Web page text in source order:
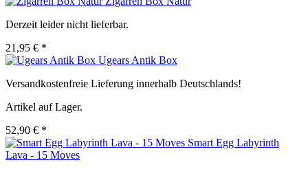
Derzeit leider nicht lieferbar.
21,95 € *
Ugears Antik Box
Versandkostenfreie Lieferung innerhalb Deutschlands!
Artikel auf Lager.
52,90 € *
Smart Egg Labyrinth
Lava - 15 Moves